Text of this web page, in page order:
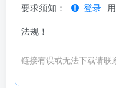
要求须知： 登录
法规！
链接有误或无法下载请